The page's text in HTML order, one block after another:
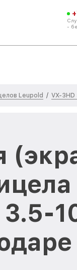
-
Leupold / VX-
3.5-